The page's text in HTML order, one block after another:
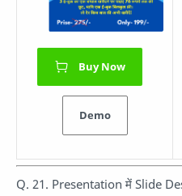
Buy Now
Demo
Q. 21. Presentation में Slide